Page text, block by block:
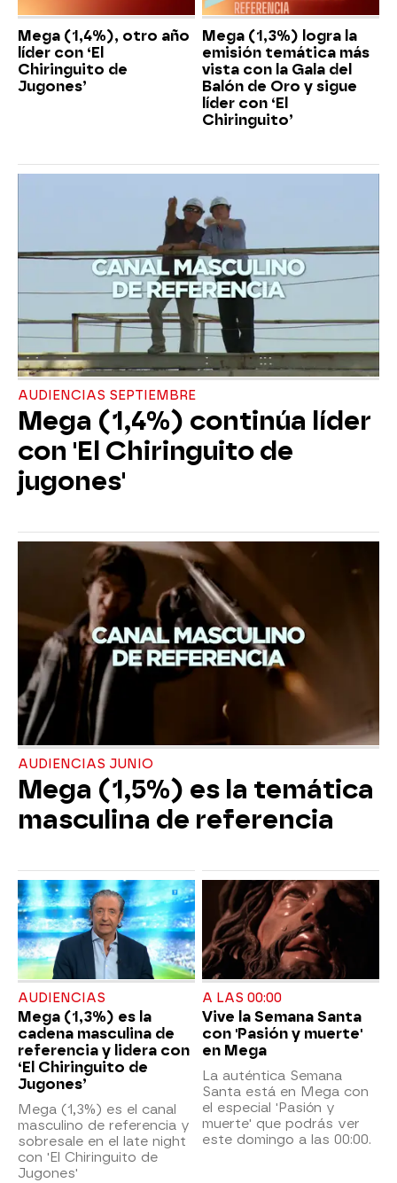
Mega (1,4%), otro año
líder con ‘El
Chiringuito de
Jugones’
Mega (1,3%) logra la
emisión temática más
vista con la Gala del
Balón de Oro y sigue
líder con ‘El
Chiringuito’
AUDIENCIAS SEPTIEMBRE
Mega (1,4%) continúa líder
con 'El Chiringuito de
jugones'
AUDIENCIAS JUNIO
Mega (1,5%) es la temática
masculina de referencia
AUDIENCIAS
Mega (1,3%) es la
cadena masculina de
referencia y lidera con
‘El Chiringuito de
Jugones’
Mega (1,3%) es el canal
masculino de referencia y
sobresale en el late night
con 'El Chiringuito de
Jugones'
A LAS 00:00
Vive la Semana Santa
con 'Pasión y muerte'
en Mega
La auténtica Semana
Santa está en Mega con
el especial 'Pasión y
muerte' que podrás ver
este domingo a las 00:00.